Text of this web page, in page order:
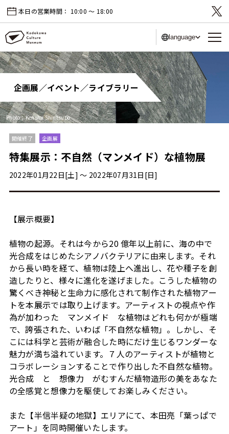
本日の営業時間： 10:00 〜 18:00
language
企画展／イベント／ライブラリー
Photo：Kenshu Shintsubo
開催終了 企画展
特集展示：不自然（マンメイド）な植物展
2022年01月22日[土] 〜 2022年07月31日[日]
【展示概要】
植物の起源。それは今から20 億年以上前に、海の中で
光合成をはじめたシアノバクテリアに由来します。それ
から長い時を経て、植物は陸上へ進出し、花や種子を創
造したりと、様々に進化を遂げました。こうした植物の
驚くべき神秘と生命力に感化されて制作された植物アー
トを本展示では取り上げます。アーティストの視点や作
為が加わった マンメイド な植物はどれも何かが極端
で、誇張された、いわば「不自然な植物」。しかし、そ
こには科学と芸術が融合した時にだけ生じるワンダーな
魅力が満ち溢れています。７人のアーティストが植物と
コラボレーションすることで作り出した不自然な植物。
光合成 と 想像力 がむすんだ植物造形の美をあなた
の全感覚と想像力を駆使してお楽しみください。
また【半信半疑の地獄】エリアにて、本田亮「葉っぱで
アート」を同時開催いたします。